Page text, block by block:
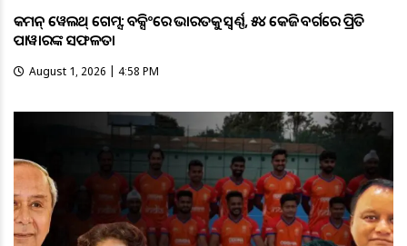
କମନ୍ ୱେଲଥ୍ ଗେମ୍ସ: ବକ୍ସିଂରେ ଭାରତକୁ ସ୍ବର୍ଣ୍ଣ, ୫୪ କେଜି ବର୍ଗରେ ପ୍ରିତି
ପାୱାରଙ୍କ ସଫଳତା
August 1, 2026 | 4:58 PM